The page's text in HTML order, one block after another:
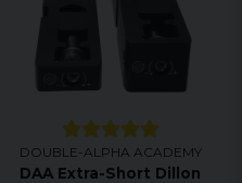
DOUBLE-ALPHA ACADEMY
DAA Extra-Short Dillon